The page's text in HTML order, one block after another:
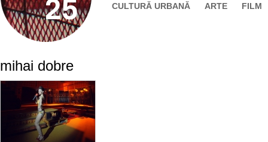
CULTURĂ URBANĂ ARTE FILM
mihai dobre